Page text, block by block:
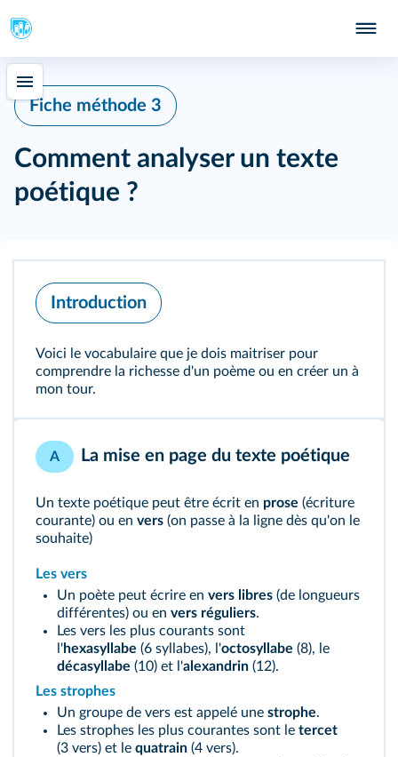
Fiche méthode 3
Comment analyser un texte
poétique ?
Introduction
Voici le vocabulaire que je dois maitriser pour
comprendre la richesse d'un poème ou en créer un à
mon tour.
A La mise en page du texte poétique
Un texte poétique peut être écrit en prose (écriture
courante) ou en vers (on passe à la ligne dès qu'on le
souhaite)
Les vers
Un poète peut écrire en vers libres (de longueurs
différentes) ou en vers réguliers.
Les vers les plus courants sont
l'hexasyllabe (6 syllabes), l'octosyllabe (8), le
décasyllabe (10) et l'alexandrin (12).
Les strophes
Un groupe de vers est appelé une strophe.
Les strophes les plus courantes sont le tercet
(3 vers) et le quatrain (4 vers).